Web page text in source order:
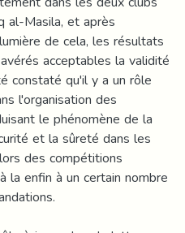
al-Masila, et après
de cela, les résultats
acceptables la validité
constaté qu'il y a un rôle
l'organisation des
le phénomène de la
et la sûreté dans les
des compétitions
la enfin à un certain nombre